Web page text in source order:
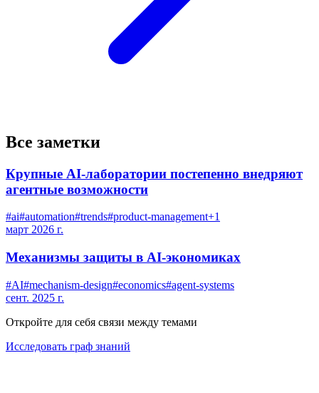
Все заметки
Крупные AI-лаборатории постепенно внедряют
агентные возможности
#ai#automation#trends#product-management+1
март 2026 г.
Механизмы защиты в AI-экономиках
#AI#mechanism-design#economics#agent-systems
сент. 2025 г.
Откройте для себя связи между темами
Исследовать граф знаний